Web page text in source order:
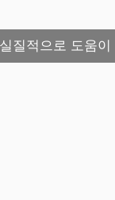
질적으로 도움이